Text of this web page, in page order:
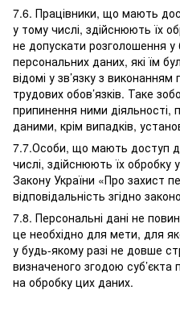
7.6. Працівники, що мають
у тому числі, здійснюють їх
не допускати розголошення у
персональних даних, які їм
відомі у зв’язку з
трудових обов’язків. Таке
припинення ними діяльності,
даними, крім випадків,
7.7.Особи, що мають доступ
числі, здійснюють їх
Закону України «Про захист
відповідальність згідно
7.8. Персональні дані не
це необхідно для мети, для
у будь-якому разі не довше
визначеного згодою суб’єкта
на обробку цих даних.